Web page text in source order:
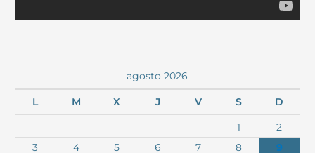
agosto 2026
L M X J V S D
1
2
3
4 5 6 7 8 9